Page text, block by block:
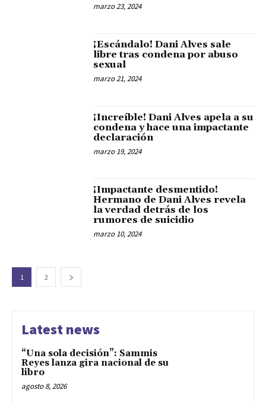
marzo 23, 2024
¡Escándalo! Dani Alves sale
libre tras condena por abuso
sexual
marzo 21, 2024
¡Increíble! Dani Alves apela a su
condena y hace una impactante
declaración
marzo 19, 2024
¡Impactante desmentido!
Hermano de Dani Alves revela
la verdad detrás de los
rumores de suicidio
marzo 10, 2024
1 2
Latest news
“Una sola decisión”: Sammis
Reyes lanza gira nacional de su
libro
agosto 8, 2026